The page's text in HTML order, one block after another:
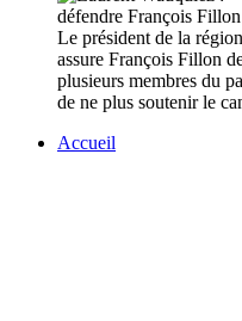
Le président de la
assure François Fillon
plusieurs membres du
de ne plus soutenir le
Accueil